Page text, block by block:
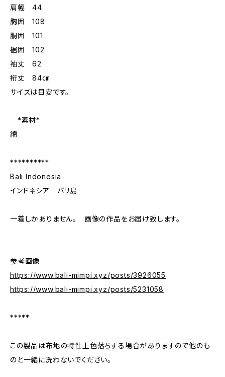
肩幅 44
胸囲 108
胴囲 101
裾囲 102
袖丈 62
裄丈 84㎝
サイズは目安です。
*素材*
綿
**********
Bali Indonesia
インドネシア バリ島
一着しかありません。 画像の作品をお届け致します。
参考画像
https://www.bali-mimpi.xyz/posts/3926055
https://www.bali-mimpi.xyz/posts/5231058
*****
この製品は布地の特性上色落ちする場合がありますので他のも
のと一緒に洗わないでください。